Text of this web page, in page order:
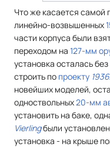
Что же касается самой
линейно-возвышенных
части корпуса были
переходом на 127-мм
установка осталась
строить по проекту
новейших моделей,
одноствольных20-мм
установить на баке,
Vierlingбыли
установка - на крыше